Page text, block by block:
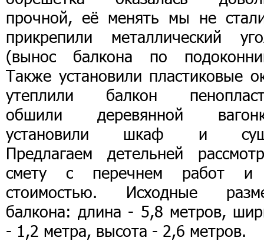
прочной, её менять мы не
прикрепили металлический
(вынос балкона по
Также установили пластиковые
утеплили балкон
обшили деревянной
установили шкаф и
Предлагаем детельней
смету с перечнем работ и
стоимостью. Исходные
балкона: длина - 5,8 метров,
- 1,2 метра, высота - 2,6 метров.